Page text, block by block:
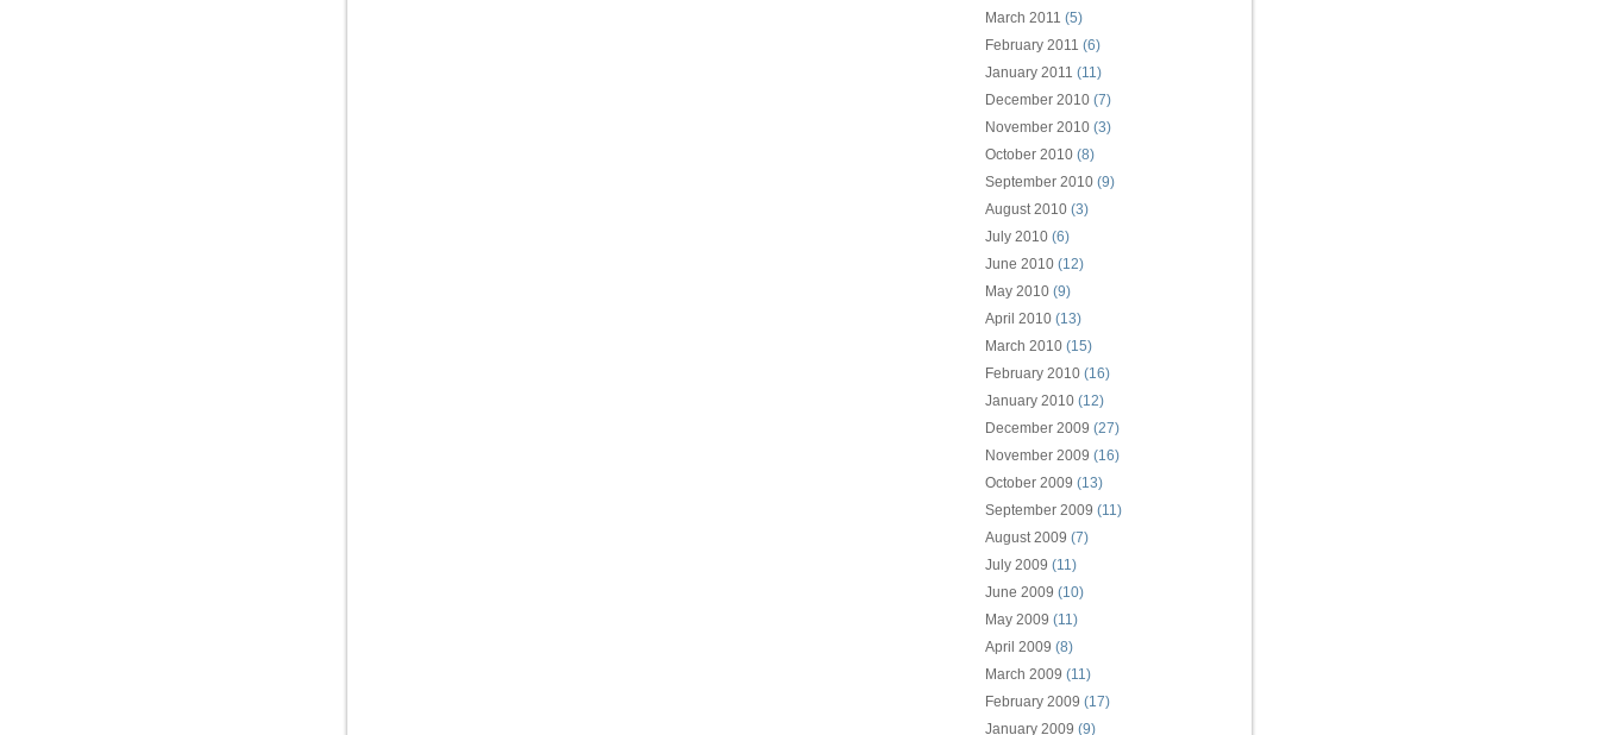
March 2011 (5)
February 2011 (6)
January 2011 (11)
December 2010 (7)
November 2010 (3)
October 2010 (8)
September 2010 (9)
August 2010 (3)
July 2010 (6)
June 2010 (12)
May 2010 (9)
April 2010 (13)
March 2010 (15)
February 2010 (16)
January 2010 (12)
December 2009 (27)
November 2009 (16)
October 2009 (13)
September 2009 (11)
August 2009 (7)
July 2009 (11)
June 2009 (10)
May 2009 (11)
April 2009 (8)
March 2009 (11)
February 2009 (17)
January 2009 (9)